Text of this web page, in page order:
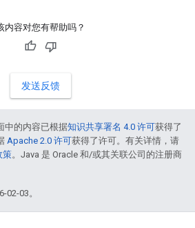
内容对您有帮助吗？
发送反馈
中的内容已根据知识共享署名 4.0 许可获得了
Apache 2.0 许可获得了许可。有关详情，请
策。Java 是 Oracle 和/或其关联公司的注册商
02-03。